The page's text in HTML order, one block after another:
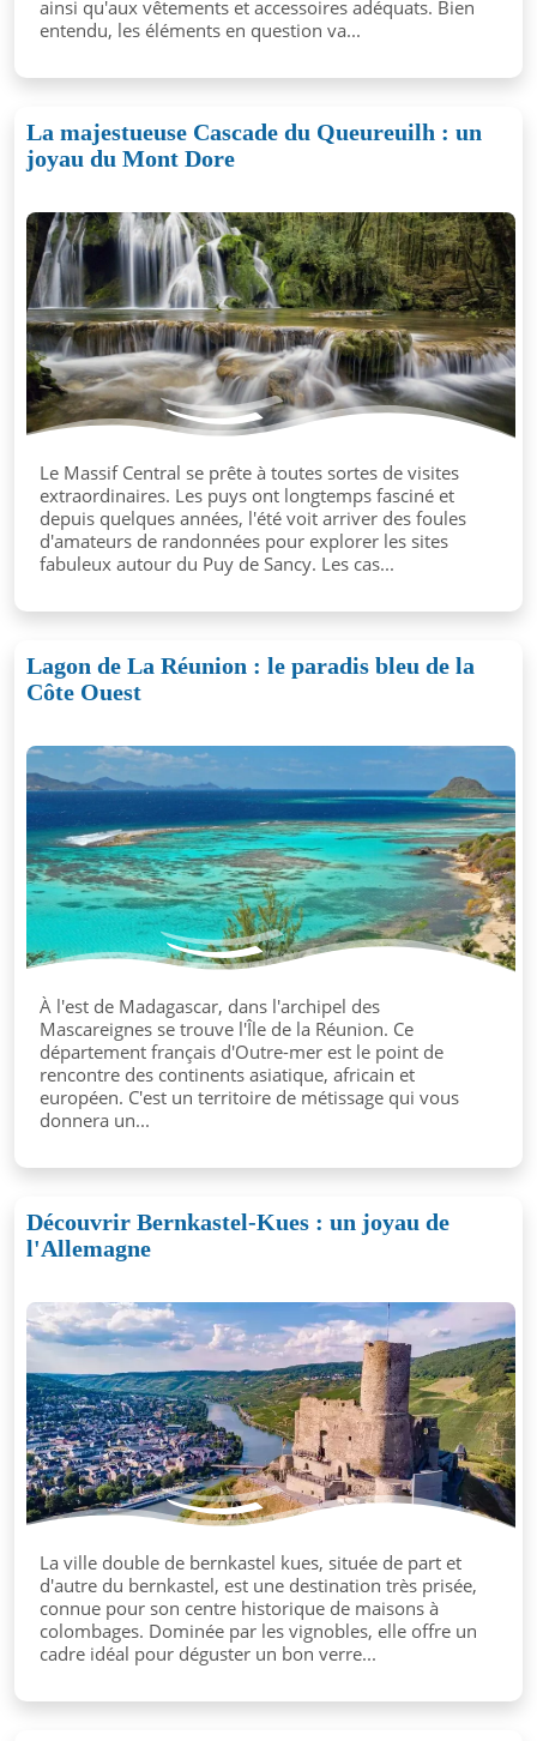
ainsi qu'aux vêtements et accessoires adéquats. Bien
entendu, les éléments en question va...
La majestueuse Cascade du Queureuilh : un
joyau du Mont Dore
Le Massif Central se prête à toutes sortes de visites
extraordinaires. Les puys ont longtemps fasciné et
depuis quelques années, l'été voit arriver des foules
d'amateurs de randonnées pour explorer les sites
fabuleux autour du Puy de Sancy. Les cas...
Lagon de La Réunion : le paradis bleu de la
Côte Ouest
À l'est de Madagascar, dans l'archipel des
Mascareignes se trouve l'Île de la Réunion. Ce
département français d'Outre-mer est le point de
rencontre des continents asiatique, africain et
européen. C'est un territoire de métissage qui vous
donnera un...
Découvrir Bernkastel-Kues : un joyau de
l'Allemagne
La ville double de bernkastel kues, située de part et
d'autre du bernkastel, est une destination très prisée,
connue pour son centre historique de maisons à
colombages. Dominée par les vignobles, elle offre un
cadre idéal pour déguster un bon verre...